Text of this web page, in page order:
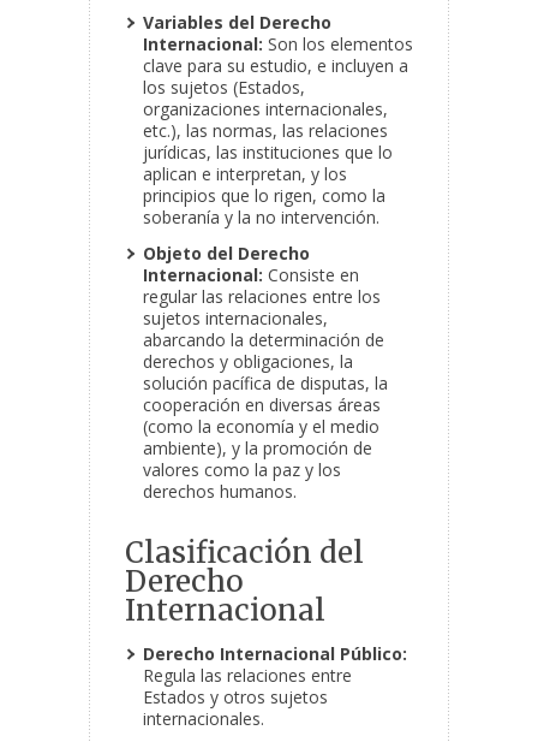
Variables del Derecho
Internacional: Son los elementos
clave para su estudio, e incluyen a
los sujetos (Estados,
organizaciones internacionales,
etc.), las normas, las relaciones
jurídicas, las instituciones que lo
aplican e interpretan, y los
principios que lo rigen, como la
soberanía y la no intervención.
Objeto del Derecho
Internacional: Consiste en
regular las relaciones entre los
sujetos internacionales,
abarcando la determinación de
derechos y obligaciones, la
solución pacífica de disputas, la
cooperación en diversas áreas
(como la economía y el medio
ambiente), y la promoción de
valores como la paz y los
derechos humanos.
Clasificación del
Derecho
Internacional
Derecho Internacional Público:
Regula las relaciones entre
Estados y otros sujetos
internacionales.